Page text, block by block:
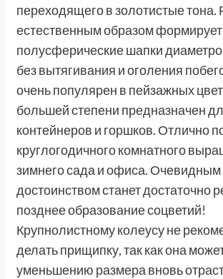
переходящего в золотистые тона.
естественным образом
полусферические шапки
без вытягивания и оголения
очень популярен в пейзажных
большей степени предназначен
контейнеров и горшков. Отлично
круглогодичного комнатного
зимнего сада и офиса. Очевидным
достоинством станет достаточно
позднее образование соцветий!
Крупнолистному колеусу не
делать прищипку, так как она
уменьшению размера вновь